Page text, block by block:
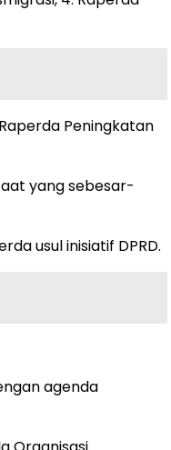
Peningkatan
yang sebesar-
usul inisiatif DPRD.
agenda